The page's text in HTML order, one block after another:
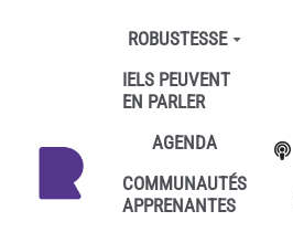
Aller au contenu principal
ROBUSTESSE
IELS PEUVENT
EN PARLER
AGENDA
COMMUNAUTÉS
APPRENANTES